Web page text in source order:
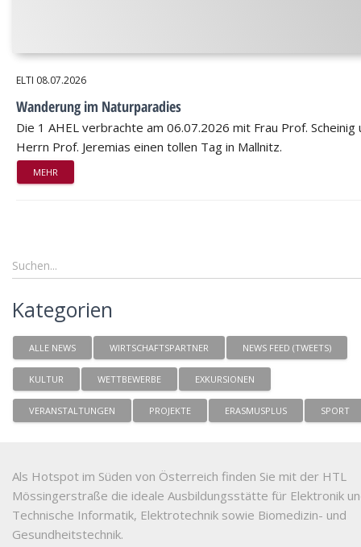
ELTI 08.07.2026
Wanderung im Naturparadies
Die 1 AHEL verbrachte am 06.07.2026 mit Frau Prof. Scheinig
Herrn Prof. Jeremias einen tollen Tag in Mallnitz.
MEHR
Kategorien
ALLE NEWS WIRTSCHAFTSPARTNER NEWS FEED (TWEETS)
KULTUR WETTBEWERBE EXKURSIONEN
VERANSTALTUNGEN PROJEKTE ERASMUSPLUS SPORT
Als Hotspot im Süden von Österreich finden Sie mit der HTL
Mössingerstraße die ideale Ausbildungsstätte für Elektronik
Technische Informatik, Elektrotechnik sowie Biomedizin- und
Gesundheitstechnik.